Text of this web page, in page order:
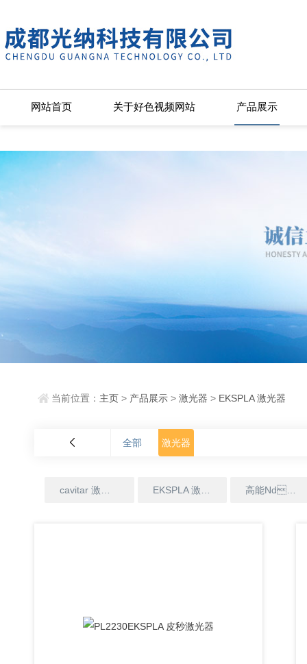
网站首页 关于好色视频网站 产品展示
当前位置： 主页 > 产品展示 >激光器 > EKSPLA 激光器
全部 激光器